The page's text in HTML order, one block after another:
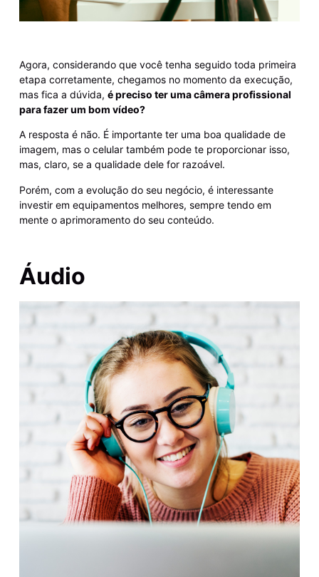
Agora, considerando que você tenha seguido toda primeira
etapa corretamente, chegamos no momento da execução,
mas fica a dúvida, é preciso ter uma câmera profissional
para fazer um bom vídeo?
A resposta é não. É importante ter uma boa qualidade de
imagem, mas o celular também pode te proporcionar isso,
mas, claro, se a qualidade dele for razoável.
Porém, com a evolução do seu negócio, é interessante
investir em equipamentos melhores, sempre tendo em
mente o aprimoramento do seu conteúdo.
Áudio